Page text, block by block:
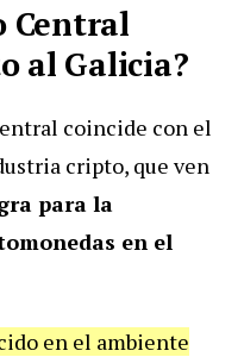
Central
al Galicia?
coincide con el
cripto, que ven
para la
en el
en el ambiente